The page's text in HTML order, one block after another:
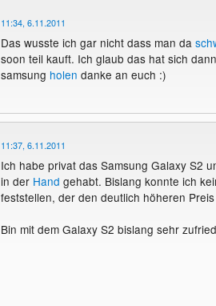
11:34, 6.11.2011
Das wusste ich gar nicht dass man da
soon teil kauft. Ich glaub das hat sich
samsung holen danke an euch :)
11:37, 6.11.2011
Ich habe privat das Samsung Galaxy S2
in der Hand gehabt. Bislang konnte ich
feststellen, der den deutlich höheren
Bin mit dem Galaxy S2 bislang sehr